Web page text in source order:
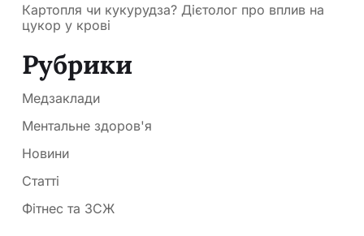
Картопля чи кукурудза? Дієтолог про вплив на
цукор у крові
Рубрики
Медзаклади
Ментальне здоров'я
Новини
Статті
Фітнес та ЗСЖ